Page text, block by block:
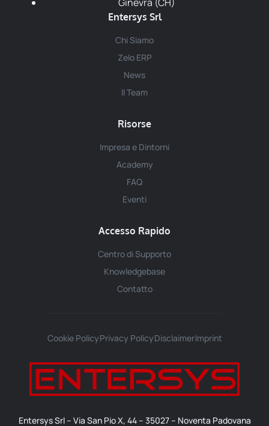
Entersys Srl
Chi Siamo
Zelo ERP
News
Il Team
Risorse
Impresa e Dintorni
Academy
FAQ
Eventi
Accesso Rapido
Centro di Supporto
Knowledgebase
Contatto
Entersys Srl – Via San Pio X, 44 – 35027 – Noventa Padovana
Cookie PolicyPrivacy PolicyDisclaimerImprint